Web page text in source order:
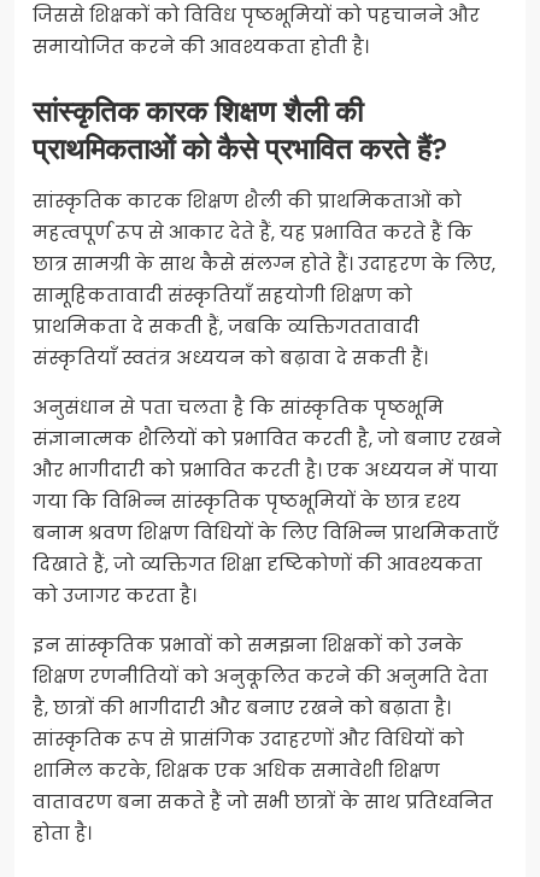
जिससे शिक्षकों को विविध पृष्ठभूमियों को पहचानने और
समायोजित करने की आवश्यकता होती है।
सांस्कृतिक कारक शिक्षण शैली की
प्राथमिकताओं को कैसे प्रभावित करते हैं?
सांस्कृतिक कारक शिक्षण शैली की प्राथमिकताओं को
महत्वपूर्ण रूप से आकार देते हैं, यह प्रभावित करते हैं कि
छात्र सामग्री के साथ कैसे संलग्न होते हैं। उदाहरण के लिए,
सामूहिकतावादी संस्कृतियाँ सहयोगी शिक्षण को
प्राथमिकता दे सकती हैं, जबकि व्यक्तिगततावादी
संस्कृतियाँ स्वतंत्र अध्ययन को बढ़ावा दे सकती हैं।
अनुसंधान से पता चलता है कि सांस्कृतिक पृष्ठभूमि
संज्ञानात्मक शैलियों को प्रभावित करती है, जो बनाए रखने
और भागीदारी को प्रभावित करती है। एक अध्ययन में पाया
गया कि विभिन्न सांस्कृतिक पृष्ठभूमियों के छात्र दृश्य
बनाम श्रवण शिक्षण विधियों के लिए विभिन्न प्राथमिकताएँ
दिखाते हैं, जो व्यक्तिगत शिक्षा दृष्टिकोणों की आवश्यकता
को उजागर करता है।
इन सांस्कृतिक प्रभावों को समझना शिक्षकों को उनके
शिक्षण रणनीतियों को अनुकूलित करने की अनुमति देता
है, छात्रों की भागीदारी और बनाए रखने को बढ़ाता है।
सांस्कृतिक रूप से प्रासंगिक उदाहरणों और विधियों को
शामिल करके, शिक्षक एक अधिक समावेशी शिक्षण
वातावरण बना सकते हैं जो सभी छात्रों के साथ प्रतिध्वनित
होता है।